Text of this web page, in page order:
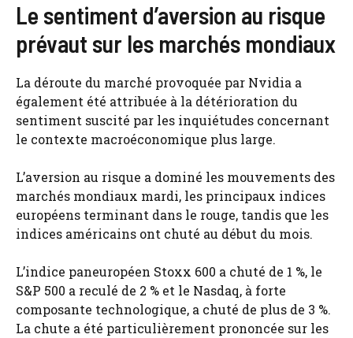
Le sentiment d’aversion au risque
prévaut sur les marchés mondiaux
La déroute du marché provoquée par Nvidia a
également été attribuée à la détérioration du
sentiment suscité par les inquiétudes concernant
le contexte macroéconomique plus large.
L’aversion au risque a dominé les mouvements des
marchés mondiaux mardi, les principaux indices
européens terminant dans le rouge, tandis que les
indices américains ont chuté au début du mois.
L’indice paneuropéen Stoxx 600 a chuté de 1 %, le
S&P 500 a reculé de 2 % et le Nasdaq, à forte
composante technologique, a chuté de plus de 3 %.
La chute a été particulièrement prononcée sur les